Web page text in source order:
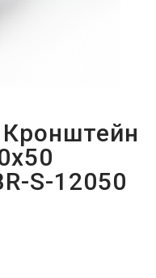
Кронштейн
S-12050